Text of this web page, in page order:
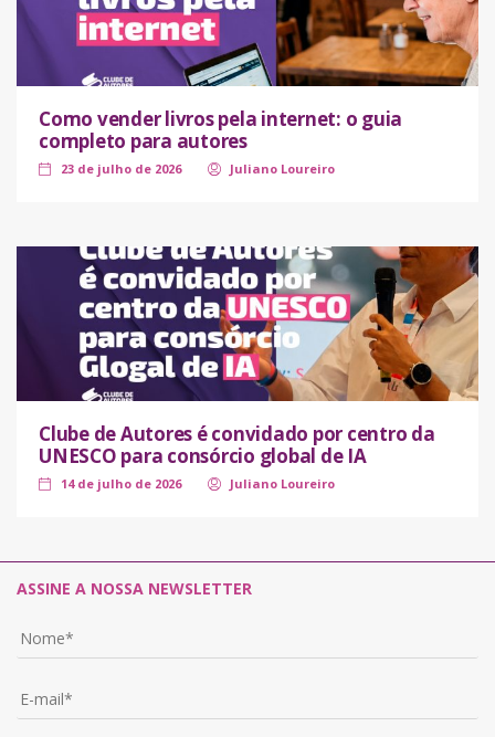
Como vender livros pela internet: o guia
completo para autores
23 de julho de 2026 Juliano Loureiro
Clube de Autores é convidado por centro da
UNESCO para consórcio global de IA
14 de julho de 2026 Juliano Loureiro
ASSINE A NOSSA NEWSLETTER